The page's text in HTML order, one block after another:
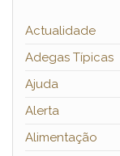
Actualidade
Adegas Típicas
Ajuda
Alerta
Alimentação